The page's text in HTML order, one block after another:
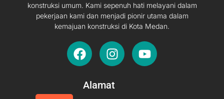
konstruksi umum. Kami sepenuh hati melayani dalam
pekerjaan kami dan menjadi pionir utama dalam
kemajuan konstruksi di Kota Medan.
F
a
e
I
n
t
Y
o
Alamat